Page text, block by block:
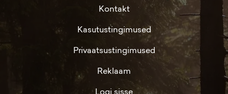
Kontakt
Kasutustingimused
Privaatsustingimused
Reklaam
Logi sisse